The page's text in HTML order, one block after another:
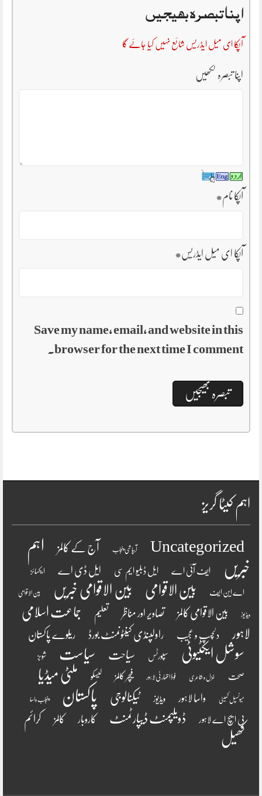
اپنا تبصرہ بھیجیں
آپکا ای میل ایڈریس شائع نہیں کیا جائے گا
اپنا تبصرہ لکھیں
آپکا نام*
آپکا ای میل ایڈریس*
Save my name, email, and website in this
browser for the next time I comment.
اہم کیٹا گریز
Uncategorized آبپاشی پنجاب آج کے کالمز
اہم
خبریں
ایف آئی اے ایل ڈبلیو ایم سی ایل ڈی اے ایکسائز
اے این ایف بین الاقوامی بین الاقوامی خبریں بین الاقوامی
ویڈیوز بین الاقوامی کالمز تصاویر اور مناظر تعلیم
جماعت اسلامی
لاہور
دلچسپ و عجیب راولپنڈی کینٹونمنٹ بورڈ ریلوے پاکستان
سوشل ایکٹیوٹی سپورٹس سیاحت سیاست شوبز
صحت غزل و شاعری فوڈ اتھارٹی لاہور فیچر کالمز لیسکو ملٹی میڈیا
میونسپل کمیٹی واسا لاہور ویڈیوز ٹیکنالوجی پاکستان پنجاب واسا
پی ایچ اے لاہور ڈویلپمنٹ ڈیپارٹمنٹ کاروبار کالمز کرائم
کھیل